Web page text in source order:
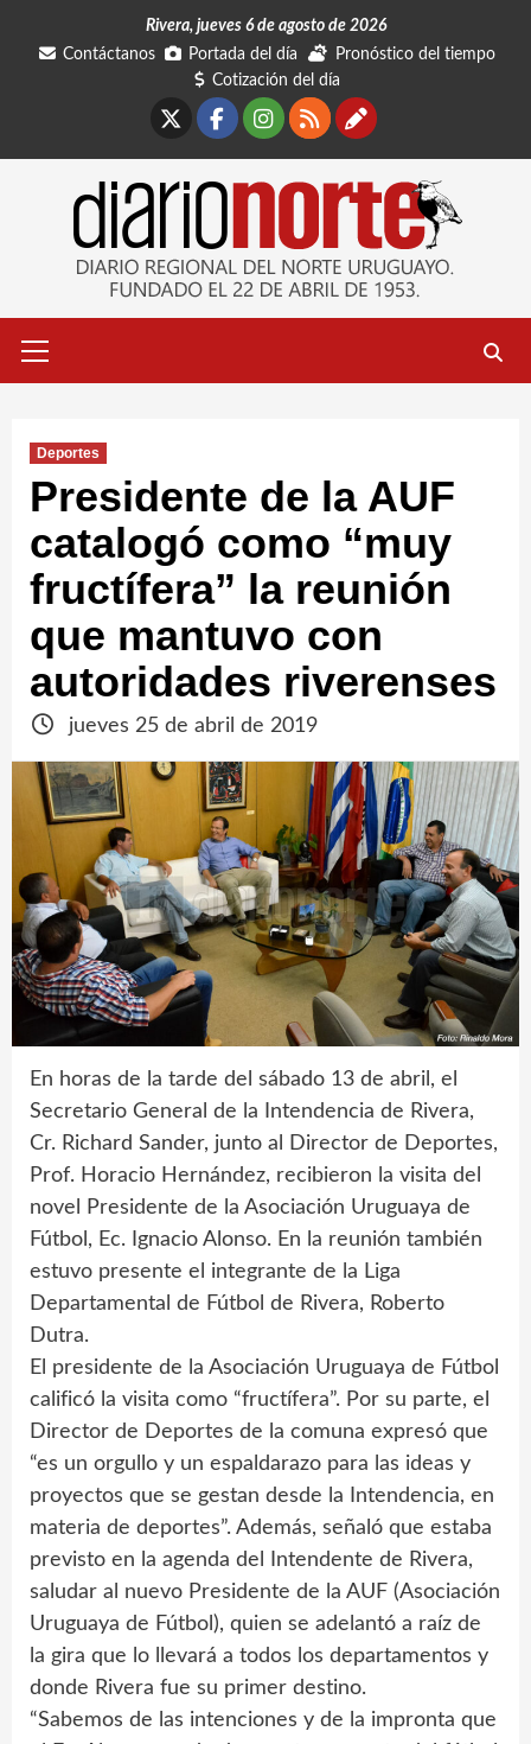
Rivera, jueves 6 de agosto de 2026
Contáctanos
Portada del día
Pronóstico del tiempo
Cotización del día
Facebook
Instagram
RSSContáctanos
primario
Deportes
Presidente de la AUF
catalogó como “muy
fructífera” la reunión
que mantuvo con
autoridades riverenses
jueves 25 de abril de 2019
En horas de la tarde del sábado 13 de abril, el
Secretario General de la Intendencia de Rivera,
Cr. Richard Sander, junto al Director de Deportes,
Prof. Horacio Hernández, recibieron la visita del
novel Presidente de la Asociación Uruguaya de
Fútbol, Ec. Ignacio Alonso. En la reunión también
estuvo presente el integrante de la Liga
Departamental de Fútbol de Rivera, Roberto
Dutra.
El presidente de la Asociación Uruguaya de Fútbol
calificó la visita como “fructífera”. Por su parte, el
Director de Deportes de la comuna expresó que
“es un orgullo y un espaldarazo para las ideas y
proyectos que se gestan desde la Intendencia, en
materia de deportes”. Además, señaló que estaba
previsto en la agenda del Intendente de Rivera,
saludar al nuevo Presidente de la AUF (Asociación
Uruguaya de Fútbol), quien se adelantó a raíz de
la gira que lo llevará a todos los departamentos y
donde Rivera fue su primer destino.
“Sabemos de las intenciones y de la impronta que